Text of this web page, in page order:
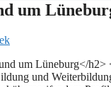
um
u‬m Lüneburg</
u‬nd